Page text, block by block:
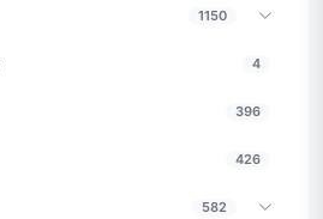
1150
4
396
426
582